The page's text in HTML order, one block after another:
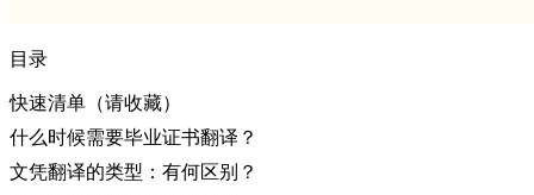
目录
快速清单（请收藏）
什么时候需要毕业证书翻译？
文凭翻译的类型：有何区别？